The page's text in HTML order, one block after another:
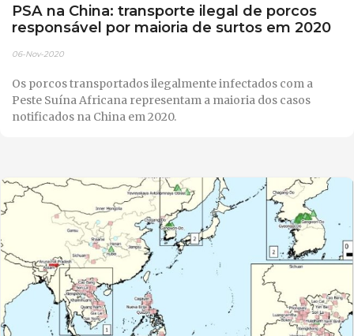
PSA na China: transporte ilegal de porcos
responsável por maioria de surtos em 2020
06-Nov-2020
Os porcos transportados ilegalmente infectados com a
Peste Suína Africana representam a maioria dos casos
notificados na China em 2020.